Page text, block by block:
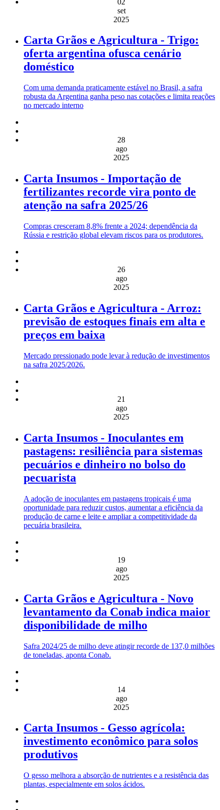
set
2025
Carta Grãos e Agricultura - Trigo:
oferta argentina ofusca cenário
doméstico
Com uma demanda praticamente estável no Brasil, a safra
robusta da Argentina ganha peso nas cotações e limita reações
no mercado interno
28
ago
2025
Carta Insumos - Importação de
fertilizantes recorde vira ponto de
atenção na safra 2025/26
Compras cresceram 8,8% frente a 2024; dependência da
Rússia e restrição global elevam riscos para os produtores.
26
ago
2025
Carta Grãos e Agricultura - Arroz:
previsão de estoques finais em alta e
preços em baixa
Mercado pressionado pode levar à redução de investimentos
na safra 2025/2026.
21
ago
2025
Carta Insumos - Inoculantes em
pastagens: resiliência para sistemas
pecuários e dinheiro no bolso do
pecuarista
A adoção de inoculantes em pastagens tropicais é uma
oportunidade para reduzir custos, aumentar a eficiência da
produção de carne e leite e ampliar a competitividade da
pecuária brasileira.
19
ago
2025
Carta Grãos e Agricultura - Novo
levantamento da Conab indica maior
disponibilidade de milho
Safra 2024/25 de milho deve atingir recorde de 137,0 milhões
de toneladas, aponta Conab.
14
ago
2025
Carta Insumos - Gesso agrícola:
investimento econômico para solos
produtivos
O gesso melhora a absorção de nutrientes e a resistência das
plantas, especialmente em solos ácidos.